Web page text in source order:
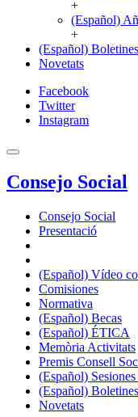
+
(Español)
+
(Español) Boletines
Novetats
Facebook
Twitter
Instagram
Consejo Social
Consejo Social
Presentació
(Español) Vídeo
Comisiones
Normativa
(Español) Becas
(Español) ÉTICA
Memòria Activitats
Premis Consell
(Español)
(Español) Boletines
Novetats